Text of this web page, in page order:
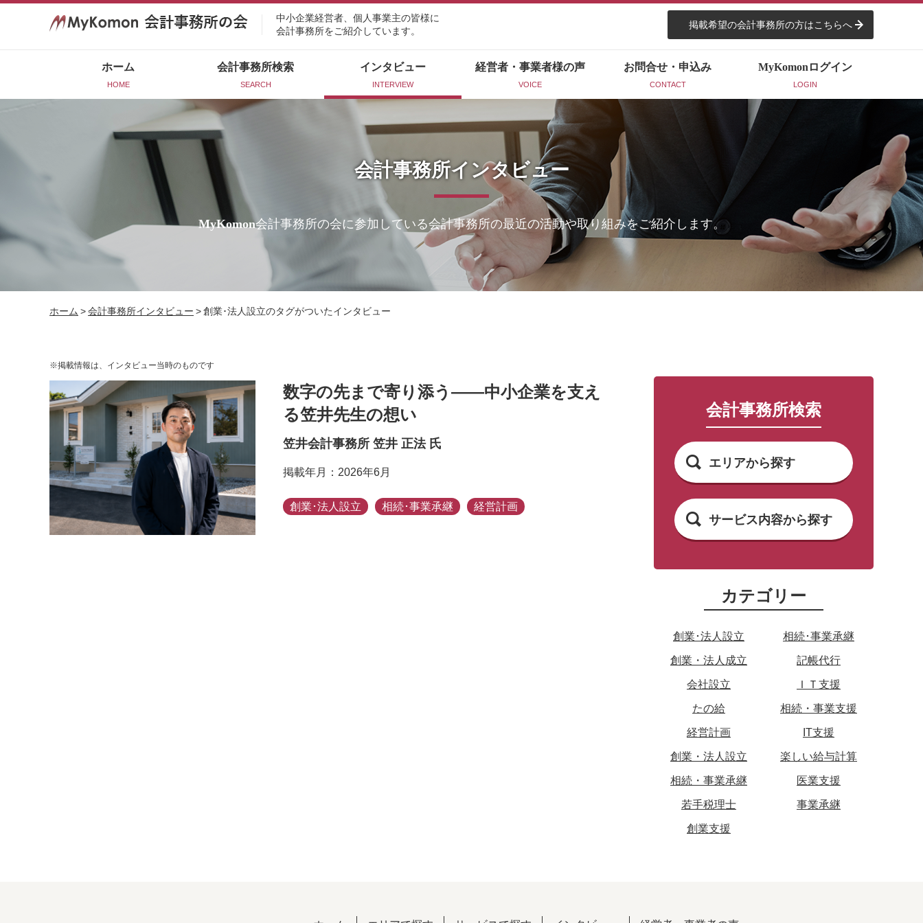
中小企業経営者、個人事業主の皆様に
会計事務所をご紹介しています。
掲載希望の会計事務所の方はこちらへ
ホーム
HOME
会計事務所検索
SEARCH
インタビュー
INTERVIEW
経営者・事業者様の声
VOICE
お問合せ・申込み
CONTACT
MyKomon ログイン
LOGIN
会計事務所インタビュー
MyKomon会計事務所の会に参加している会計事務所の最近の活動や取り組みをご紹介します。
ホーム >会計事務所インタビュー >創業･法人設立のタグがついたインタビュー
※掲載情報は、インタビュー当時のものです
数字の先まで寄り添う——中小企業を支え
る笠井先生の想い
笠井会計事務所 笠井 正法 氏
掲載年月：2026年6月
創業･法人設立 相続･事業承継 経営計画
会計事務所検索
エリアから探す
サービス内容から探す
カテゴリー
創業･法人設立 相続･事業承継
創業・法人成立 記帳代行
会社設立 ＩＴ支援
たの給 相続・事業支援
経営計画 IT支援
創業・法人設立 楽しい給与計算
相続・事業承継 医業支援
若手税理士 事業承継
創業支援